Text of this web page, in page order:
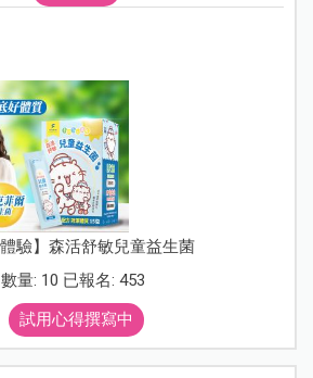
體驗】森活舒敏兒童益生菌
數量: 10 已報名: 453
試用心得撰寫中